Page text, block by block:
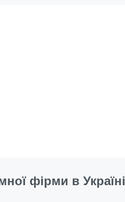
фірми в Україні